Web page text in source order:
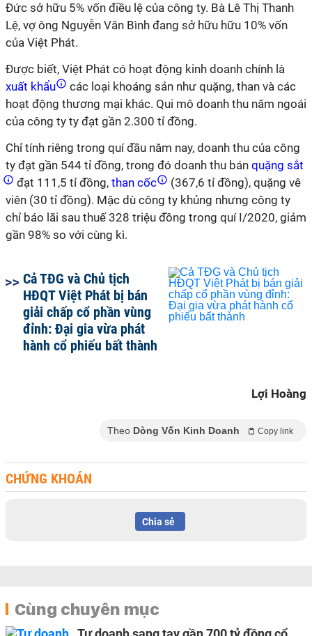
Đức sở hữu 5% vốn điều lệ của công ty. Bà Lê Thị Thanh
Lệ, vợ ông Nguyễn Văn Bình đang sở hữu hữu 10% vốn
của Việt Phát.
Được biết, Việt Phát có hoạt động kinh doanh chính là
xuất khẩu
các loại khoáng sản như quặng, than và các
hoạt động thương mại khác. Qui mô doanh thu năm ngoái
của công ty ty đạt gần 2.300 tỉ đồng.
Chỉ tính riêng trong quí đầu năm nay, doanh thu của công
ty đạt gần 544 tỉ đồng, trong đó doanh thu bán quặng sắt
đạt 111,5 tỉ đồng, than cốc
(367,6 tỉ đồng), quặng vê
viên (30 tỉ đồng). Mặc dù công ty khủng nhưng công ty
chỉ báo lãi sau thuế 328 triệu đồng trong quí I/2020, giảm
gần 98% so với cùng kì.
Cả TĐG và Chủ tịch
HĐQT Việt Phát bị bán
giải chấp cổ phần vùng
đỉnh: Đại gia vừa phát
hành cổ phiếu bất thành
Lợi Hoàng
Theo Dòng Vốn Kinh Doanh Copy link
CHỨNG KHOÁN
Chia sẻ
Cùng chuyên mục